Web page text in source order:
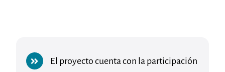
El proyecto cuenta con la participación